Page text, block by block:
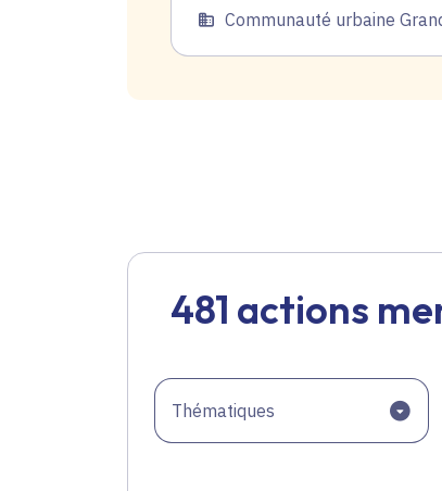
Communauté urbaine
481 actions
Thématiques